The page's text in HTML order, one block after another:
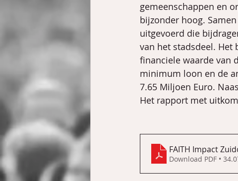
gemeenschappen en
bijzonder hoog.
uitgevoerd die
van het stadsdeel. Het
financiele waarde van
minimum loon en de
7.65 Miljoen Euro.
Het rapport met
FAITH Impact
Download PDF •